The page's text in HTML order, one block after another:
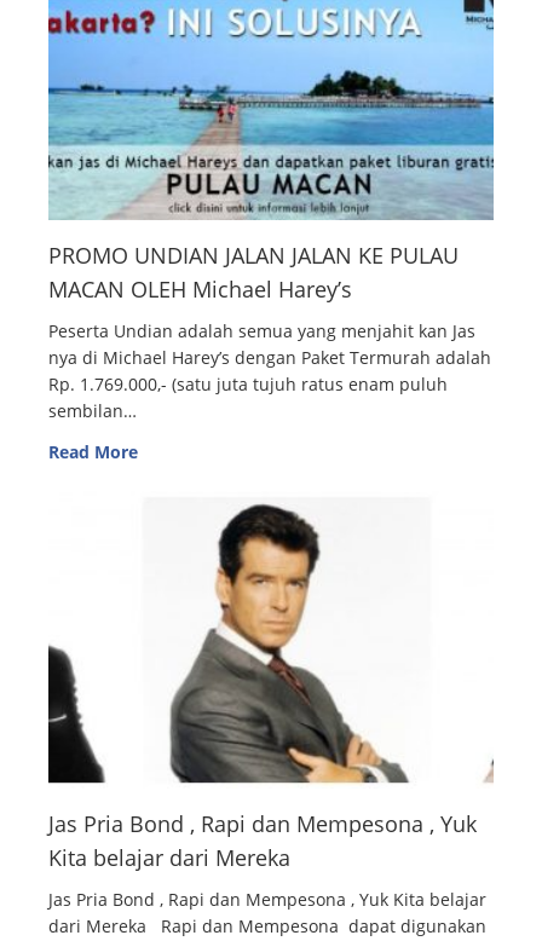
PROMO UNDIAN JALAN JALAN KE PULAU
MACAN OLEH Michael Harey’s
Peserta Undian adalah semua yang menjahit kan Jas
nya di Michael Harey’s dengan Paket Termurah adalah
Rp. 1.769.000,- (satu juta tujuh ratus enam puluh
sembilan…
Read More
Jas Pria Bond , Rapi dan Mempesona , Yuk
Kita belajar dari Mereka
Jas Pria Bond , Rapi dan Mempesona , Yuk Kita belajar
dari Mereka Rapi dan Mempesona dapat digunakan